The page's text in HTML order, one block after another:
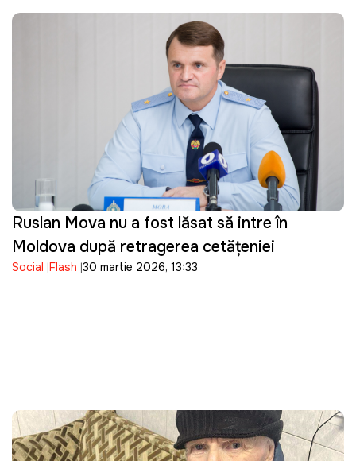
Ruslan Mova nu a fost lăsat să intre în
Moldova după retragerea cetățeniei
Social Flash 30 martie 2026, 13:33